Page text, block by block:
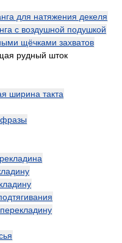
для натяжения декеля
с воздушной подушкой
щёчками захватов
рудный шток
ширина такта
фразы